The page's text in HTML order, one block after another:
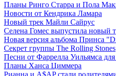
Планы Ринго Старра и Пола
Новости от Кендрика Ламара
Новый трек Майли Сайрус
Селена Гомес выпустила новый
Новая версия альбома Принса
Секрет группы The Rolling Stones
Песни от Фаррелла Уильямса
Планы Ханса Циммера